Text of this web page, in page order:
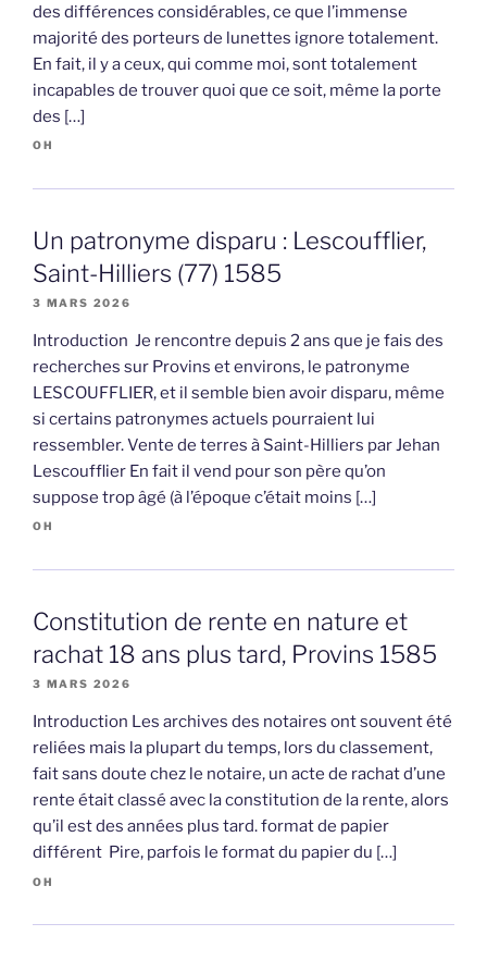
des différences considérables, ce que l’immense
majorité des porteurs de lunettes ignore totalement.
En fait, il y a ceux, qui comme moi, sont totalement
incapables de trouver quoi que ce soit, même la porte
des […]
OH
Un patronyme disparu : Lescoufflier,
Saint-Hilliers (77) 1585
3 MARS 2026
Introduction Je rencontre depuis 2 ans que je fais des
recherches sur Provins et environs, le patronyme
LESCOUFFLIER, et il semble bien avoir disparu, même
si certains patronymes actuels pourraient lui
ressembler. Vente de terres à Saint-Hilliers par Jehan
Lescoufflier En fait il vend pour son père qu’on
suppose trop âgé (à l’époque c’était moins […]
OH
Constitution de rente en nature et
rachat 18 ans plus tard, Provins 1585
3 MARS 2026
Introduction Les archives des notaires ont souvent été
reliées mais la plupart du temps, lors du classement,
fait sans doute chez le notaire, un acte de rachat d’une
rente était classé avec la constitution de la rente, alors
qu’il est des années plus tard. format de papier
différent Pire, parfois le format du papier du […]
OH